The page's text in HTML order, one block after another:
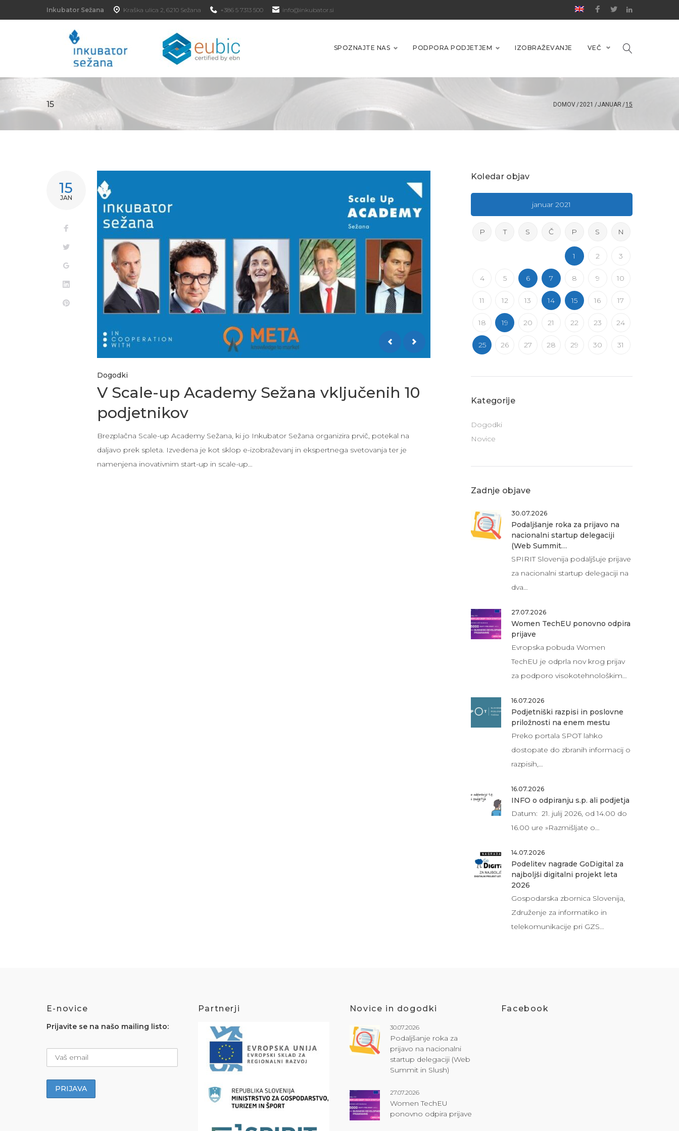
Inkubator Sežana Kraška ulica 2, 6210 Sežana +386 5 7313 500 info@inkubator.si
SPOZNAJTE NAS PODPORA PODJETJEM IZOBRAŽEVANJE VEČ
15 DOMOV/2021 /JANUAR /15
15
JAN
Dogodki
V Scale-up Academy Sežana vključenih 10
podjetnikov
Brezplačna Scale-up Academy Sežana, ki jo Inkubator Sežana organizira prvič, potekal na
daljavo prek spleta. Izvedena je kot sklop e-izobraževanj in ekspertnega svetovanja ter je
namenjena inovativnim start-up in scale-up…
Koledar objav
januar 2021
P T S Č P S N
1 2 3
4 5 6 7 8 9 10
11 12 13 14 15 16 17
18 19 20 21 22 23 24
25 26 27 28 29 30 31
Kategorije
Dogodki
Novice
Zadnje objave
30.07.2026
Podaljšanje roka za prijavo na
nacionalni startup delegaciji
(Web Summit…
SPIRIT Slovenija podaljšuje prijave
za nacionalni startup delegaciji na
dva…
27.07.2026
Women TechEU ponovno odpira
prijave
Evropska pobuda Women
TechEU je odprla nov krog prijav
za podporo visokotehnološkim…
16.07.2026
Podjetniški razpisi in poslovne
priložnosti na enem mestu
Preko portala SPOT lahko
dostopate do zbranih informacij o
razpisih,…
16.07.2026
INFO o odpiranju s.p. ali podjetja
Datum: 21. julij 2026, od 14.00 do
16.00 ure »Razmišljate o…
14.07.2026
Podelitev nagrade GoDigital za
najboljši digitalni projekt leta
2026
Gospodarska zbornica Slovenija,
Združenje za informatiko in
telekomunikacije pri GZS…
E-novice
Prijavite se na našo mailing listo:
Partnerji Novice in dogodki
30.07.2026
Podaljšanje roka za
prijavo na nacionalni
startup delegaciji (Web
Summit in Slush)
27.07.2026
Women TechEU
ponovno odpira prijave
Facebook